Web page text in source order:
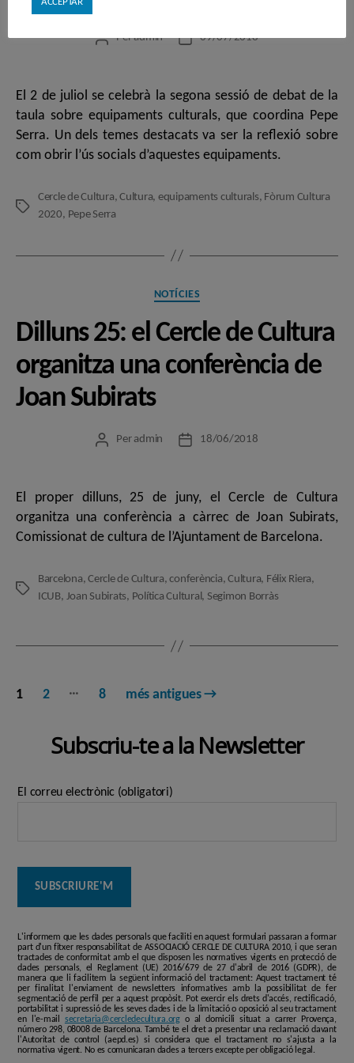
Autor
Peradmin
Data09/07/2018
El 2 de juliol se celebrà la segona sessió de debat de la
taula sobre equipaments culturals, que coordina Pepe
Serra. Un dels temes destacats va ser la reflexió sobre
com obrir l’ús socials d’aquestes equipaments.
Etiquetes
Cercle de Cultura,Cultura, equipaments culturals, Fòrum Cultura
2020, Pepe Serra
Categories
NOTÍCIES
Dilluns 25: el Cercle de Cultura
organitza una conferència de
Joan Subirats
Autor
Per admin
Data18/06/2018
El proper dilluns, 25 de juny, el Cercle de Cultura
organitza una conferència a càrrec de Joan Subirats,
Comissionat de cultura de l’Ajuntament de Barcelona.
Etiquetes
Barcelona,Cercle de Cultura,conferència,Cultura, Félix Riera,
ICUB, Joan Subirats, Política Cultural, Segimon Borràs
Paginació
entrades
1 2 … 8 més antigues→
Subscriu-te a la Newsletter
El correu electrònic (obligatori)
L'informem que les dades personals que faciliti en aquest formulari passaran a formar
part d'un fitxer responsabilitat de ASSOCIACIÓ CERCLE DE CULTURA 2010, i que seran
tractades de conformitat amb el que disposen les normatives vigents en protecció de
dades personals, el Reglament (UE) 2016/679 de 27 d'abril de 2016 (GDPR), de
manera que li facilitem la següent informació del tractament: Aquest tractament té
per finalitat l'enviament de newsletters informatives amb la possibilitat de fer
segmentació de perfil per a aquest propòsit. Pot exercir els drets d'accés, rectificació,
portabilitat i supressió de les seves dades i de la limitació o oposició al seu tractament
en l'e-mail secretaria@cercledecultura.orgo al domicili situat a carrer Provença,
número 298, 08008 de Barcelona. També te el dret a presentar una reclamació davant
l'Autoritat de control (aepd.es) si considera que el tractament no s'ajusta a la
normativa vigent. No es comunicaran dades a tercers excepte per obligació legal.